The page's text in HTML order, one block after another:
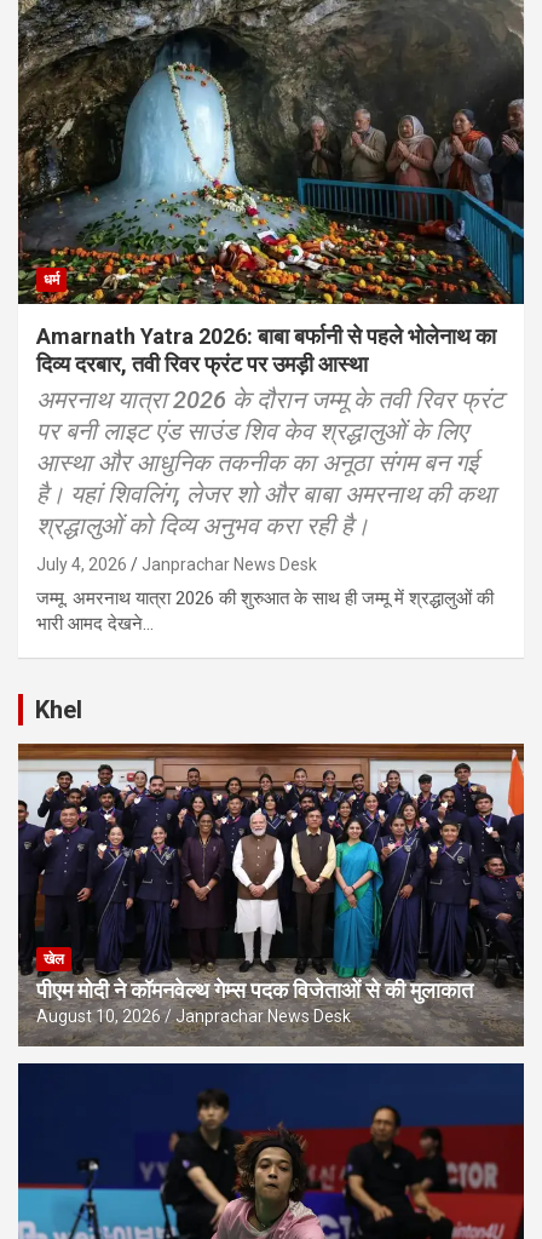
धर्म
Amarnath Yatra 2026: बाबा बर्फानी से पहले भोलेनाथ का
दिव्य दरबार, तवी रिवर फ्रंट पर उमड़ी आस्था
अमरनाथ यात्रा 2026 के दौरान जम्मू के तवी रिवर फ्रंट
पर बनी लाइट एंड साउंड शिव केव श्रद्धालुओं के लिए
आस्था और आधुनिक तकनीक का अनूठा संगम बन गई
है। यहां शिवलिंग, लेजर शो और बाबा अमरनाथ की कथा
श्रद्धालुओं को दिव्य अनुभव करा रही है।
July 4, 2026 Janprachar News Desk
जम्मू. अमरनाथ यात्रा 2026 की शुरुआत के साथ ही जम्मू में श्रद्धालुओं की
भारी आमद देखने…
Khel
खेल
पीएम मोदी ने कॉमनवेल्थ गेम्स पदक विजेताओं से की मुलाकात
August 10, 2026 Janprachar News Desk